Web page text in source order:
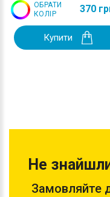
ОБРАТИ
КОЛІР
370
Купити
Не
Замовляйте